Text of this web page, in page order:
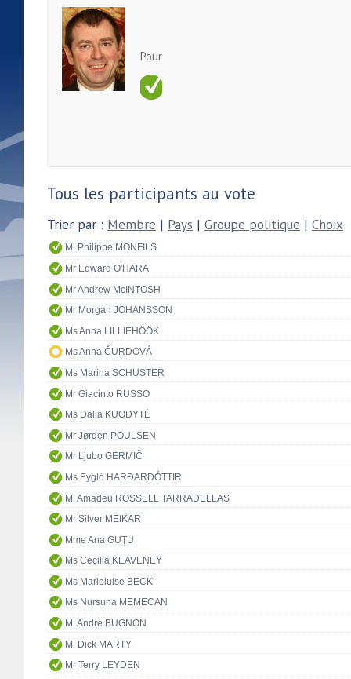
Pour
Tous les participants au vote
Trier par : Membre | Pays | Groupe politique | Choix
M. Philippe MONFILS
Mr Edward O'HARA
Mr Andrew McINTOSH
Mr Morgan JOHANSSON
Ms Anna LILLIEHÖÖK
Ms Anna ČURDOVÁ
Ms Marina SCHUSTER
Mr Giacinto RUSSO
Ms Dalia KUODYTĖ
Mr Jørgen POULSEN
Mr Ljubo GERMIČ
Ms Eygló HARÐARDÓTTIR
M. Amadeu ROSSELL TARRADELLAS
Mr Silver MEIKAR
Mme Ana GUŢU
Ms Cecilia KEAVENEY
Ms Marieluise BECK
Ms Nursuna MEMECAN
M. André BUGNON
M. Dick MARTY
Mr Terry LEYDEN